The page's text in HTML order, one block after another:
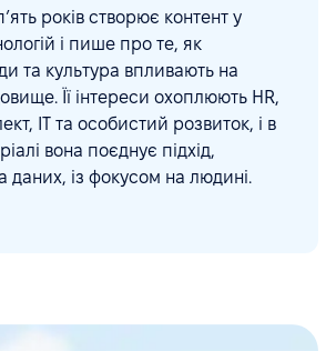
років створює контент у
і пише про те, як
та культура впливають на
Її інтереси охоплюють HR,
ІТ та особистий розвиток, і в
вона поєднує підхід,
даних, із фокусом на людині.